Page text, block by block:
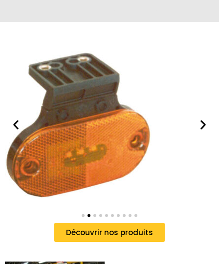
Découvrir nos produits